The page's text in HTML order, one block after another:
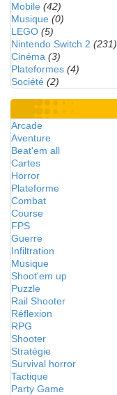
Mobile (42)
Musique (0)
LEGO (5)
Nintendo Switch 2 (231)
Cinéma (3)
Plateformes (4)
Société (2)
Arcade
Aventure
Beat'em all
Cartes
Horror
Plateforme
Combat
Course
FPS
Guerre
Infiltration
Musique
Shoot'em up
Puzzle
Rail Shooter
Réflexion
RPG
Shooter
Stratégie
Survival horror
Tactique
Party Game